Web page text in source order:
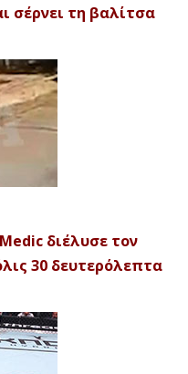
σέρνει τη βαλίτσα
διέλυσε τον
30 δευτερόλεπτα